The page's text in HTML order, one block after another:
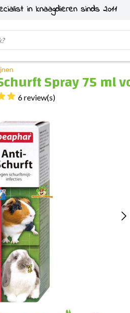
in knaagdieren sinds 2011
Spray 75 ml
6 review(s)